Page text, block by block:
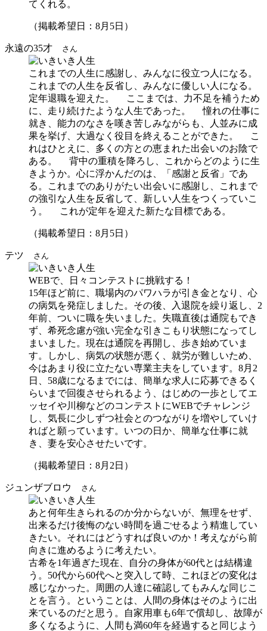
てくれる。
（掲載希望日：8月5日）
永遠の35才 さん
これまでの人生に感謝し、みんなに役立つ人になる。
これまでの人生を反省し、みんなに優しい人になる。
定年退職を迎えた。 ここまでは、力不足を補うため
に、走り続けたような人生であった。 憧れの仕事に
就き、能力のなさを嘆き苦しみながらも、人並みに成
果を挙げ、大過なく役目を終えることができた。 こ
れはひとえに、多くの方との恵まれた出会いのお陰で
ある。 背中の重積を降ろし、これからどのように生
きようか。心に浮かんだのは、「感謝と反省」であ
る。これまでのありがたい出会いに感謝し、これまで
の強引な人生を反省して、新しい人生をつくっていこ
う。 これが定年を迎えた新たな目標である。
（掲載希望日：8月5日）
テツ さん
WEBで、日々コンテストに挑戦する！
15年ほど前に、職場内のパワハラが引き金となり、心
の病気を発症しました。その後、入退院を繰り返し、2
年前、ついに職を失いました。失職直後は通院もでき
ず、希死念慮が強い完全な引きこもり状態になってし
まいました。現在は通院を再開し、歩き始めていま
す。しかし、病気の状態が悪く、就労が難しいため、
今はあまり役に立たない専業主夫をしています。8月2
日、58歳になるまでには、簡単な求人に応募できるく
らいまで回復させられるよう、はじめの一歩としてエ
ッセイや川柳などのコンテストにWEBでチャレンジ
し、気長に少しずつ社会とのつながりを増やしていけ
ればと願っています。いつの日か、簡単な仕事に就
き、妻を安心させたいです。
（掲載希望日：8月2日）
ジュンザブロウ さん
あと何年生きられるのか分からないが、無理をせず、
出来るだけ後悔のない時間を過ごせるよう精進してい
きたい。それにはどうすれば良いのか！考えながら前
向きに進めるように考えたい。
古希を1年過ぎた現在、自分の身体が60代とは結構違
う。50代から60代へと突入して時、これほどの変化は
感じなかった。周囲の人達に確認してもみんな同じこ
とを言う。ということは、人間の身体はそのように出
来ているのだと思う。自家用車も6年で償却し、故障が
多くなるように、人間も満60年を経過すると同じよう